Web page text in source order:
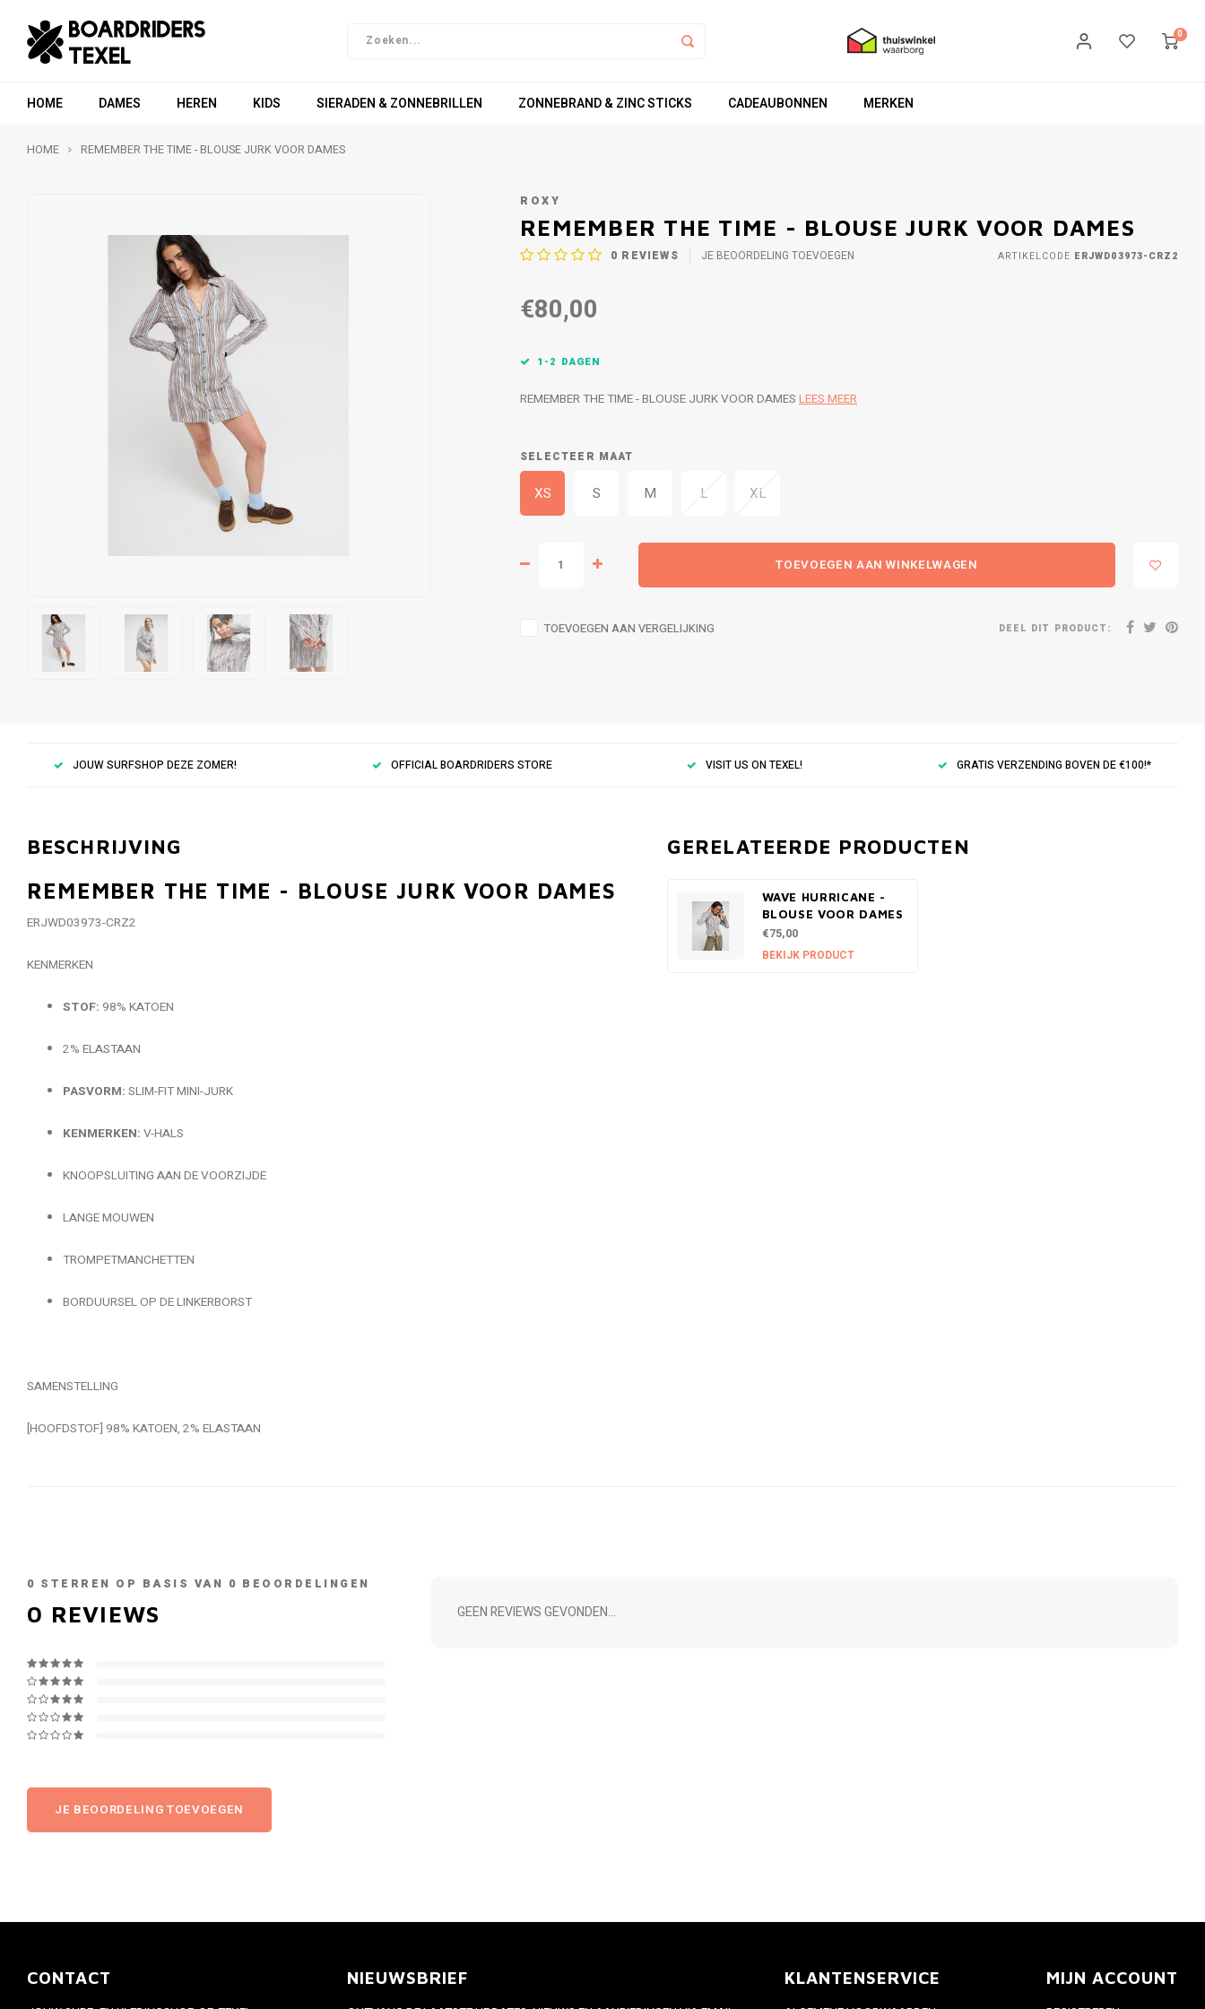
0
HOME DAMES HEREN KIDS SIERADEN & ZONNEBRILLEN ZONNEBRAND & ZINC STICKS CADEAUBONNEN MERKEN
HOME REMEMBER THE TIME - BLOUSE JURK VOOR DAMES
ROXY
REMEMBER THE TIME - BLOUSE JURK VOOR DAMES
0 REVIEWS JE BEOORDELING TOEVOEGEN ARTIKELCODE ERJWD03973-CRZ2
€80,00
1-2 DAGEN
REMEMBER THE TIME - BLOUSE JURK VOOR DAMES LEES MEER
SELECTEER MAAT
XS S M L XL
TOEVOEGEN AAN WINKELWAGEN
TOEVOEGEN AAN VERGELIJKING DEEL DIT PRODUCT:
JOUW SURFSHOP DEZE ZOMER! OFFICIAL BOARDRIDERS STORE VISIT US ON TEXEL! GRATIS VERZENDING BOVEN DE €100!*
BESCHRIJVING
REMEMBER THE TIME - BLOUSE JURK VOOR DAMES
ERJWD03973-CRZ2
KENMERKEN
STOF: 98% KATOEN
2% ELASTAAN
PASVORM: SLIM-FIT MINI-JURK
KENMERKEN: V-HALS
KNOOPSLUITING AAN DE VOORZIJDE
LANGE MOUWEN
TROMPETMANCHETTEN
BORDUURSEL OP DE LINKERBORST
SAMENSTELLING
[HOOFDSTOF] 98% KATOEN, 2% ELASTAAN
GERELATEERDE PRODUCTEN
WAVE HURRICANE -
BLOUSE VOOR DAMES
€75,00
BEKIJK PRODUCT
0 STERREN OP BASIS VAN 0 BEOORDELINGEN
0 REVIEWS
JE BEOORDELING TOEVOEGEN
GEEN REVIEWS GEVONDEN...
CONTACT NIEUWSBRIEF KLANTENSERVICE MIJN ACCOUNT